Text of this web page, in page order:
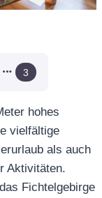
3
hohes
vielfältige
als auch
Aktivitäten.
Fichtelgebirge